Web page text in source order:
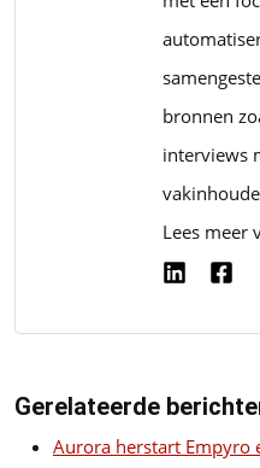
bronnen
interviews
Lees meer
Gerelateerde
Aurora herstart Empyro